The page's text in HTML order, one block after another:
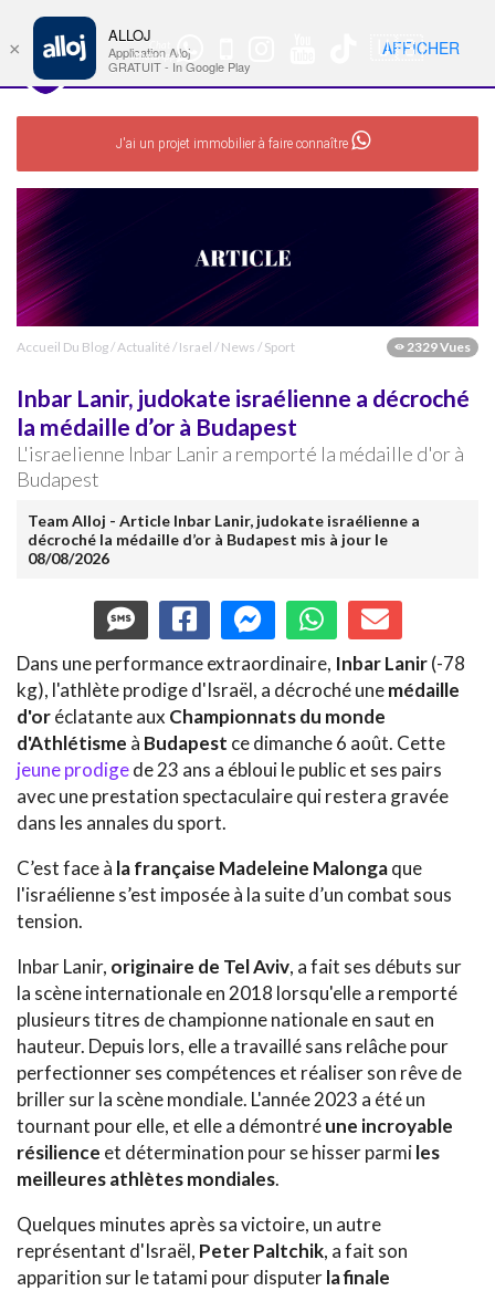
WhatsApp
🇺🇸 Nav
J'ai un projet immobilier à faire connaître
Accueil Du Blog/Actualité / Israel / News / Sport 2329 Vues
Inbar Lanir, judokate israélienne a décroché
la médaille d’or à Budapest
L'israelienne Inbar Lanir a remporté la médaille d'or à
Budapest
Team Alloj - Article Inbar Lanir, judokate israélienne a
décroché la médaille d’or à Budapest mis à jour le
08/08/2026
Dans une performance extraordinaire, Inbar Lanir(-78
kg), l'athlète prodige d'Israël, a décroché unemédaille
d'oréclatante aux Championnats du monde
d'Athlétisme à Budapest ce dimanche 6 août. Cette
jeune prodigede 23 ans a ébloui le public et ses pairs
avec une prestation spectaculaire qui restera gravée
dans les annales du sport.
C’est face à la française Madeleine Malongaque
l'israélienne s’est imposée à la suite d’un combat sous
tension.
Inbar Lanir, originaire de Tel Aviv, a fait ses débuts sur
la scène internationale en 2018 lorsqu'elle a remporté
plusieurs titres de championne nationale en saut en
hauteur. Depuis lors, elle a travaillé sans relâche pour
perfectionner ses compétences et réaliser son rêve de
briller sur la scène mondiale. L'année 2023 a été un
tournant pour elle, et elle a démontréune incroyable
résilience et détermination pour se hisser parmiles
meilleures athlètes mondiales.
Quelques minutes après sa victoire, un autre
représentant d'Israël, Peter Paltchik, a fait son
apparition sur le tatami pour disputerla finale
×
ALLOJ
Application Alloj
GRATUIT - In Google Play
AFFICHER